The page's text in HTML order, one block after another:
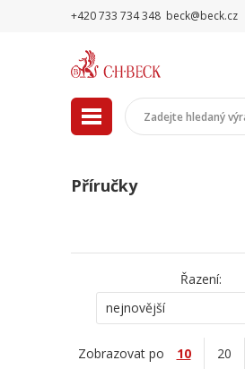
+420 733 734 348 beck@beck.cz
Příručky
Řazení:
nejnovější
Zobrazovat po 10 20